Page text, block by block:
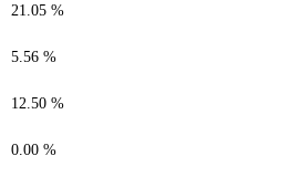
21.05 %
5.56 %
12.50 %
0.00 %